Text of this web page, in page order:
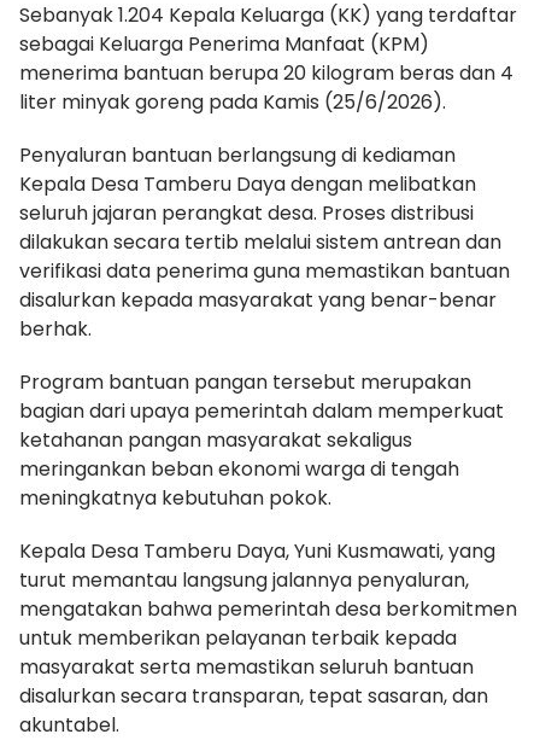
Sebanyak 1.204 Kepala Keluarga (KK) yang terdaftar
sebagai Keluarga Penerima Manfaat (KPM)
menerima bantuan berupa 20 kilogram beras dan 4
liter minyak goreng pada Kamis (25/6/2026).
Penyaluran bantuan berlangsung di kediaman
Kepala Desa Tamberu Daya dengan melibatkan
seluruh jajaran perangkat desa. Proses distribusi
dilakukan secara tertib melalui sistem antrean dan
verifikasi data penerima guna memastikan bantuan
disalurkan kepada masyarakat yang benar-benar
berhak.
Program bantuan pangan tersebut merupakan
bagian dari upaya pemerintah dalam memperkuat
ketahanan pangan masyarakat sekaligus
meringankan beban ekonomi warga di tengah
meningkatnya kebutuhan pokok.
Kepala Desa Tamberu Daya, Yuni Kusmawati, yang
turut memantau langsung jalannya penyaluran,
mengatakan bahwa pemerintah desa berkomitmen
untuk memberikan pelayanan terbaik kepada
masyarakat serta memastikan seluruh bantuan
disalurkan secara transparan, tepat sasaran, dan
akuntabel.